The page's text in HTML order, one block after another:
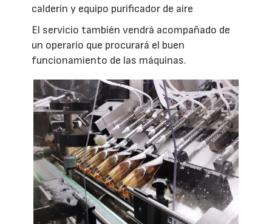
calderín y equipo purificador de aire
El servicio también vendrá acompañado de
un operario que procurará el buen
funcionamiento de las máquinas.